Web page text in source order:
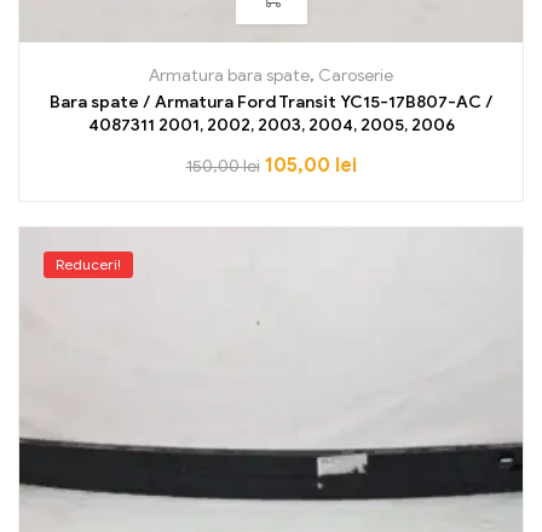
Armatura bara spate, Caroserie
Bara spate / Armatura Ford Transit YC15-17B807-AC /
4087311 2001, 2002, 2003, 2004, 2005, 2006
150,00lei 105,00 lei
Reduceri!